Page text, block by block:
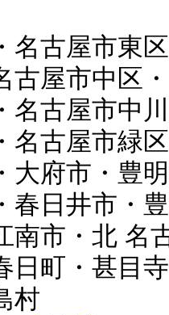
名古屋市東
古屋市中区
名古屋市中
名古屋市緑
大府市・豊
春日井市・
南市・北 名
日町・甚目
村